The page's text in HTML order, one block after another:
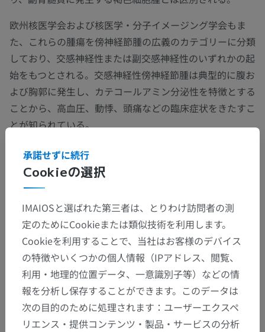
欧州核医学会および核医学・分子イメージング学会もま
た、これらの腫瘍を傍神経節腫の広義のカテゴリーに分類
しており、交感神経性または副交感神経性のいずれかの起
始をもつとされる。交感神経性傍神経節腫は典型的に腹お
よび胸郭に発生し、カテコールアミン分泌性を特徴とする
ことから、高血圧、動悸、頭痛などの臨床症状をきたすこ
とが知られている。
この翻訳に問題がありますか？
解剖学的階層
人体解剖学2
人体> 統合系> 内分泌腺> 傍神経節
下位構造：
Cookieの選択
承諾せずに続行
IMAIOSと選ばれた第三者は、とりわけ訪問者の測
定のためにCookieまたは類似技術を利用します。
Cookieを利用することで、当社はお客様のデバイス
の特徴やいくつかの個人情報（IPアドレス、閲覧、
利用・地理的位置データ、一意識別子等）などの情
報を分析し保存することができます。このデータは
次の目的のために処理されます：ユーザーエクスペ
リエンス・提供コンテンツ・製品・サービスの分析